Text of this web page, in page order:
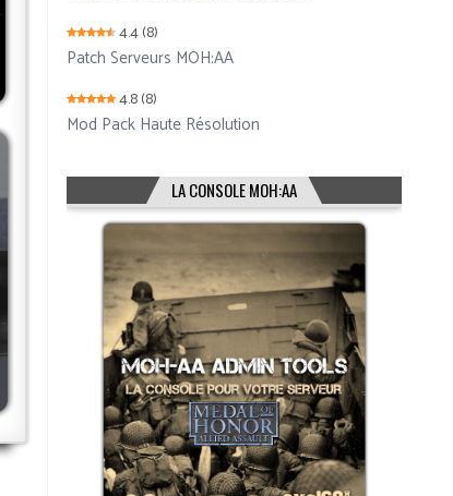
4.4(8)
Patch Serveurs MOH:AA
4.8(8)
Mod Pack Haute Résolution
LA CONSOLE MOH:AA